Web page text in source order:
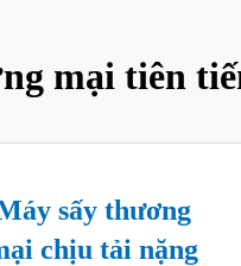
mại tiên
sấy thương
chịu tải nặng